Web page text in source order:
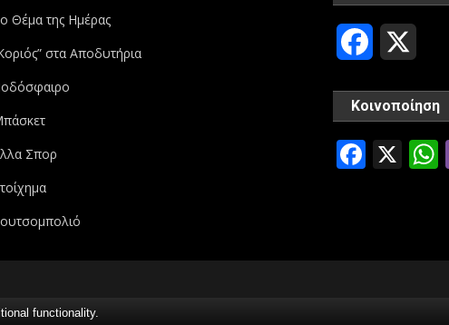
Θέμα της Ημέρας
στα Αποδυτήρια
Σπορ
Facebook
Κοινοποίηση
X
functionality.